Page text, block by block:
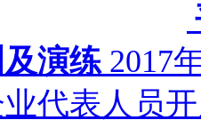
演练 2017
代表人员